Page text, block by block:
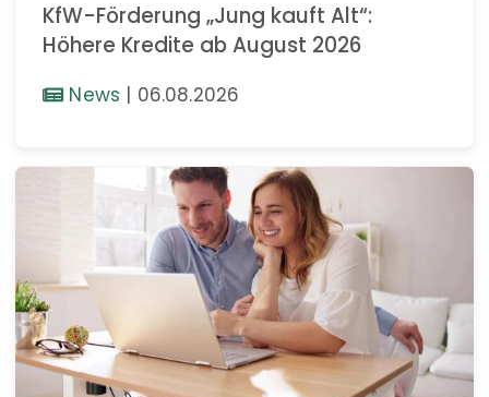
KfW-Förderung „Jung kauft Alt“:
Höhere Kredite ab August 2026
News | 06.08.2026